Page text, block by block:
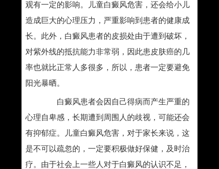
观有一定的影响。儿童白癜风危害，还会给小儿
造成巨大的心理压力，严重影响到患者的健康成
长。此外，白癜风患者的皮损处由于遭到破坏，
对紫外线的抵抗能力非常弱，因此患皮肤癌的几
率也就比正常人多很多，所以，患者一定要避免
阳光暴晒。
白癜风患者会因自己得病而产生严重的
心理自卑感，长期遭到周围人的歧视，可能还会
有抑郁症。儿童白癜风危害，对于家长来说，这
是不可以疏忽的，一定要积极做好保健，及时治
疗。由于社会上一些人对于白癜风的认识不足，